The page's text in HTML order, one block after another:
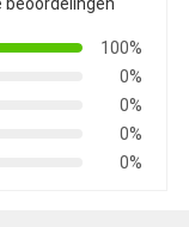
beoordelingen
100%
0%
0%
0%
0%